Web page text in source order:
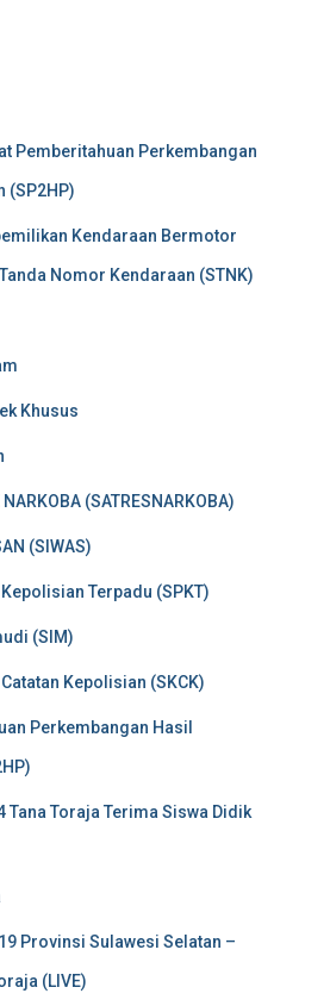
Pemberitahuan Perkembangan
(SP2HP)
Kendaraan Bermotor
Nomor Kendaraan (STNK)
Khusus
NARKOBA (SATRESNARKOBA)
(SIWAS)
Terpadu (SPKT)
(SIM)
Kepolisian (SKCK)
Perkembangan Hasil
Tana Toraja Terima Siswa Didik
Provinsi Sulawesi Selatan –
(LIVE)